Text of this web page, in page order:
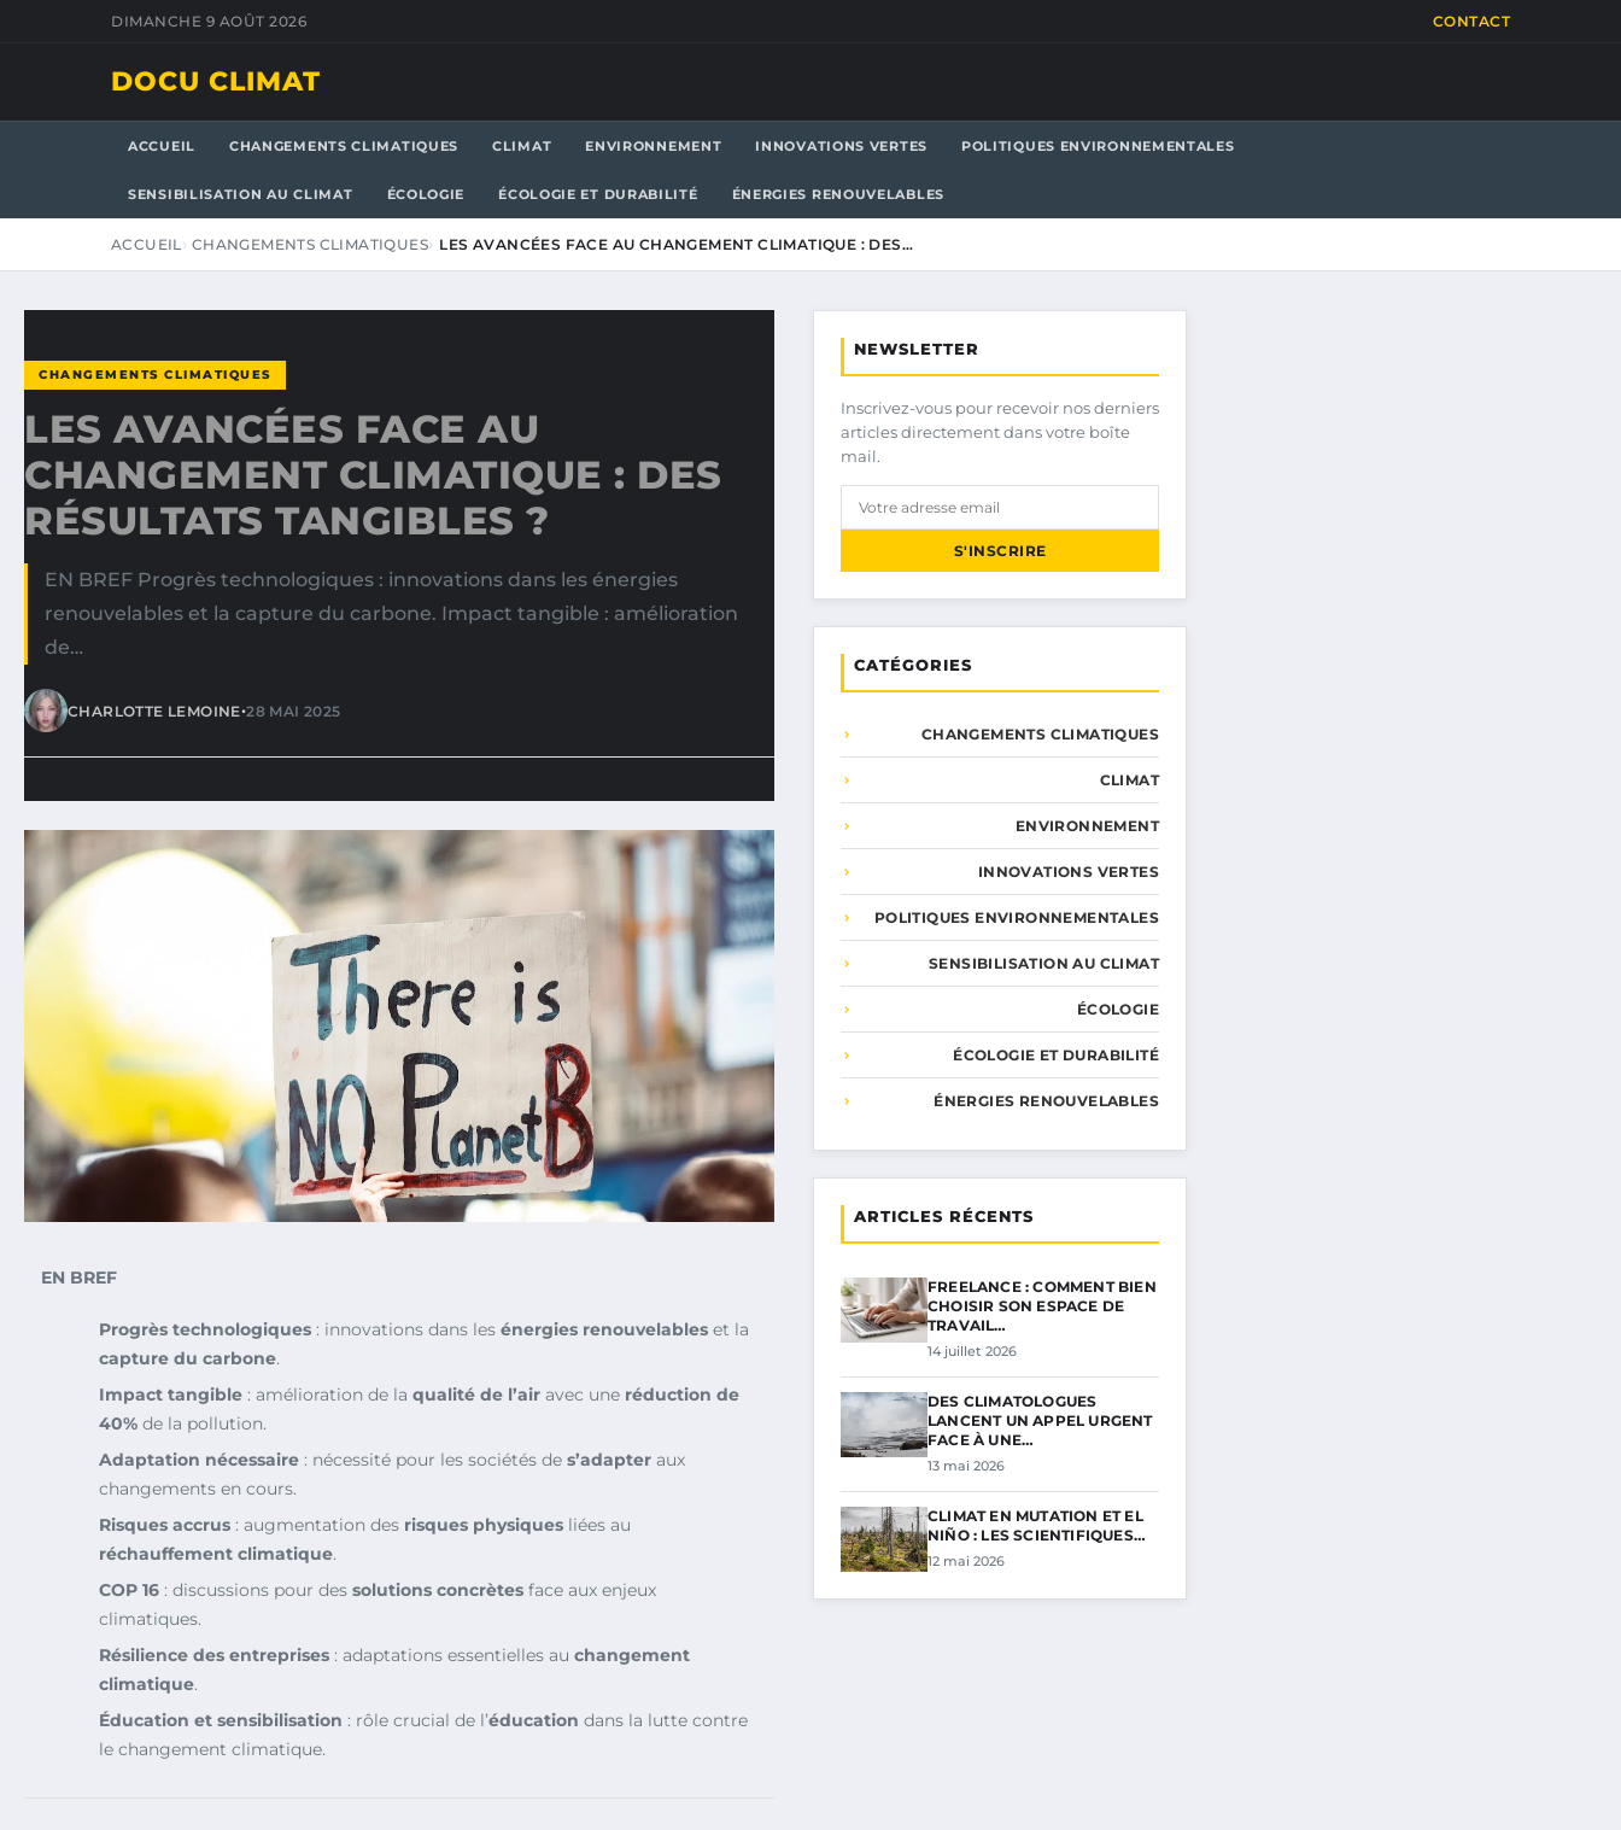
DIMANCHE 9 AOÛT 2026 CONTACT
DOCU CLIMAT
ACCUEIL CHANGEMENTS CLIMATIQUES CLIMAT ENVIRONNEMENT INNOVATIONS VERTES POLITIQUES ENVIRONNEMENTALES
SENSIBILISATION AU CLIMAT ÉCOLOGIE ÉCOLOGIE ET DURABILITÉ ÉNERGIES RENOUVELABLES
ACCUEIL CHANGEMENTS CLIMATIQUES LES AVANCÉES FACE AU CHANGEMENT CLIMATIQUE : DES…
CHANGEMENTS CLIMATIQUES
LES AVANCÉES FACE AU
CHANGEMENT CLIMATIQUE : DES
RÉSULTATS TANGIBLES ?
EN BREF Progrès technologiques : innovations dans les énergies
renouvelables et la capture du carbone. Impact tangible : amélioration
de…
CHARLOTTE LEMOINE•28 MAI 2025
EN BREF
Progrès technologiques : innovations dans les énergies renouvelables et la
capture du carbone.
Impact tangible : amélioration de la qualité de l’air avec une réduction de
40% de la pollution.
Adaptation nécessaire : nécessité pour les sociétés de s’adapter aux
changements en cours.
Risques accrus : augmentation des risques physiques liées au
réchauffement climatique.
COP 16 : discussions pour des solutions concrètes face aux enjeux
climatiques.
Résilience des entreprises : adaptations essentielles au changement
climatique.
Éducation et sensibilisation : rôle crucial de l’éducation dans la lutte contre
le changement climatique.
NEWSLETTER
Inscrivez-vous pour recevoir nos derniers
articles directement dans votre boîte
mail.
S'INSCRIRE
CATÉGORIES
CHANGEMENTS CLIMATIQUES
CLIMAT
ENVIRONNEMENT
INNOVATIONS VERTES
POLITIQUES ENVIRONNEMENTALES
SENSIBILISATION AU CLIMAT
ÉCOLOGIE
ÉCOLOGIE ET DURABILITÉ
ÉNERGIES RENOUVELABLES
ARTICLES RÉCENTS
FREELANCE : COMMENT BIEN
CHOISIR SON ESPACE DE
TRAVAIL…
14 juillet 2026
DES CLIMATOLOGUES
LANCENT UN APPEL URGENT
FACE À UNE…
13 mai 2026
CLIMAT EN MUTATION ET EL
NIÑO : LES SCIENTIFIQUES…
12 mai 2026